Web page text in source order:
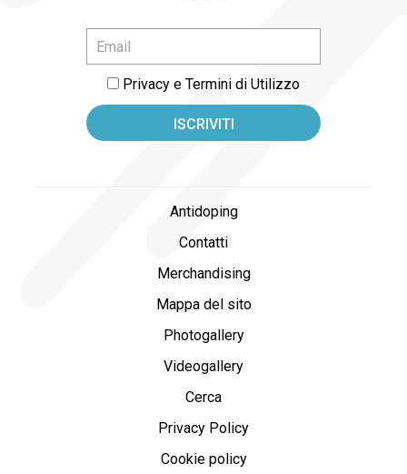
Privacy e Termini di Utilizzo
Antidoping
Contatti
Merchandising
Mappa del sito
Photogallery
Videogallery
Cerca
Privacy Policy
Cookie policy